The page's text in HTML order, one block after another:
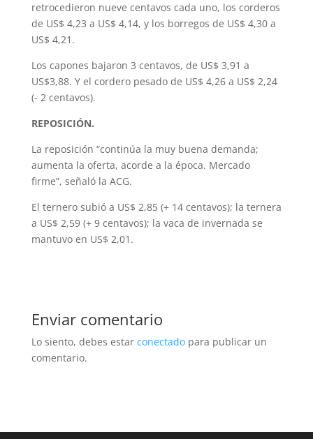
retrocedieron nueve centavos cada uno, los corderos
de US$ 4,23 a US$ 4,14, y los borregos de US$ 4,30 a
US$ 4,21.
Los capones bajaron 3 centavos, de US$ 3,91 a
US$3,88. Y el cordero pesado de US$ 4,26 a US$ 2,24
(- 2 centavos).
REPOSICIÓN.
La reposición “continúa la muy buena demanda;
aumenta la oferta, acorde a la época. Mercado
firme”, señaló la ACG.
El ternero subió a US$ 2,85 (+ 14 centavos); la ternera
a US$ 2,59 (+ 9 centavos); la vaca de invernada se
mantuvo en US$ 2,01.
Enviar comentario
Lo siento, debes estar conectadopara publicar un
comentario.